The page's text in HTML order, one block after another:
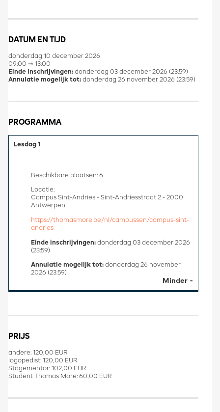
DATUM EN TIJD
donderdag 10 december 2026
09:00 ⇾ 13:00
Einde inschrijvingen: donderdag 03 december 2026 (23:59)
Annulatie mogelijk tot: donderdag 26 november 2026 (23:59)
PROGRAMMA
Lesdag 1
Minder
Beschikbare plaatsen: 6
Locatie:
Campus Sint-Andries - Sint-Andriesstraat 2 - 2000
Antwerpen
https://thomasmore.be/nl/campussen/campus-sint-
andries
Einde inschrijvingen: donderdag 03 december 2026
(23:59)
Annulatie mogelijk tot: donderdag 26 november
2026 (23:59)
PRIJS
andere: 120,00 EUR
logopedist: 120,00 EUR
Stagementor: 102,00 EUR
Student Thomas More: 60,00 EUR